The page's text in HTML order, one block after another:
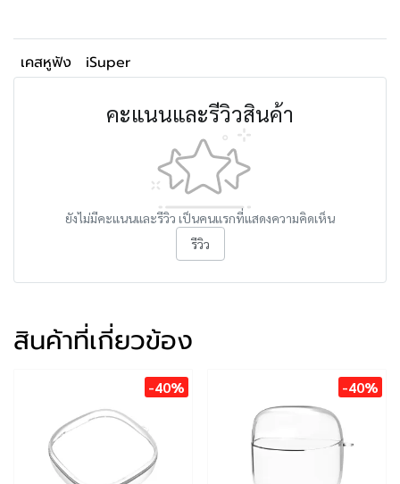
เคสหูฟัง iSuper
คะแนนและรีวิวสินค้า
ยังไม่มีคะแนนและรีวิว เป็นคนแรกที่แสดงความคิดเห็น
รีวิว
สินค้าที่เกี่ยวข้อง
-40% -40%